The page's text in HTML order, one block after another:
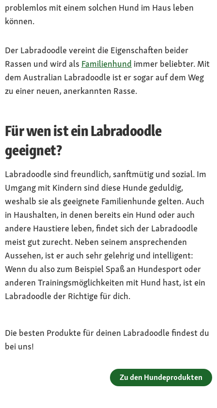
problemlos mit einem solchen Hund im Haus leben
können.
Der Labradoodle vereint die Eigenschaften beider
Rassen und wird als Familienhund immer beliebter. Mit
dem Australian Labradoodle ist er sogar auf dem Weg
zu einer neuen, anerkannten Rasse.
Für wen ist ein Labradoodle
geeignet?
Labradoodle sind freundlich, sanftmütig und sozial. Im
Umgang mit Kindern sind diese Hunde geduldig,
weshalb sie als geeignete Familienhunde gelten. Auch
in Haushalten, in denen bereits ein Hund oder auch
andere Haustiere leben, findet sich der Labradoodle
meist gut zurecht. Neben seinem ansprechenden
Aussehen, ist er auch sehr gelehrig und intelligent:
Wenn du also zum Beispiel Spaß an Hundesport oder
anderen Trainingsmöglichkeiten mit Hund hast, ist ein
Labradoodle der Richtige für dich.
Die besten Produkte für deinen Labradoodle findest du
bei uns!
Zu den Hundeprodukten